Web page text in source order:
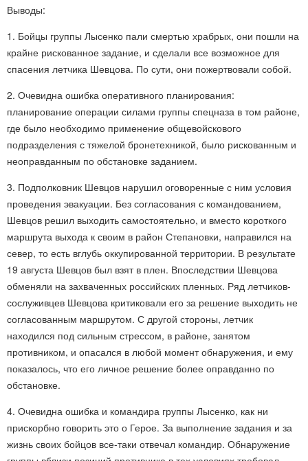
Выводы:
1. Бойцы группы Лысенко пали смертью храбрых, они пошли на
крайне рискованное задание, и сделали все возможное для
спасения летчика Шевцова. По сути, они пожертвовали собой.
2. Очевидна ошибка оперативного планирования:
планирование операции силами группы спецназа в том районе,
где было необходимо применение общевойскового
подразделения с тяжелой бронетехникой, было рискованным и
неоправданным по обстановке заданием.
3. Подполковник Шевцов нарушил оговоренные с ним условия
проведения эвакуации. Без согласования с командованием,
Шевцов решил выходить самостоятельно, и вместо короткого
маршрута выхода к своим в район Степановки, направился на
север, то есть вглубь оккупированной территории. В результате
19 августа Шевцов был взят в плен. Впоследствии Шевцова
обменяли на захваченных российских пленных. Ряд летчиков-
сослуживцев Шевцова критиковали его за решение выходить не
согласованным маршрутом. С другой стороны, летчик
находился под сильным стрессом, в районе, занятом
противником, и опасался в любой момент обнаружения, и ему
показалось, что его личное решение более оправданно по
обстановке.
4. Очевидна ошибка и командира группы Лысенко, как ни
прискорбно говорить это о Герое. За выполнение задания и за
жизнь своих бойцов все-таки отвечал командир. Обнаружение